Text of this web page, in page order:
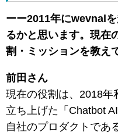
ーー2011年にwevnal
るかと思います。現在
割・ミッションを教え
前田さん
現在の役割は、2018年
立ち上げた「Chatbot
自社のプロダクトであ